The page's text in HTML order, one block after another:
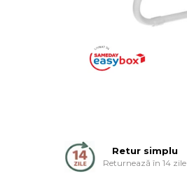
Uscatoare de par
Aparate de tuns & ras
Cantare corporale
Retur simplu
Returnează în 14 zile